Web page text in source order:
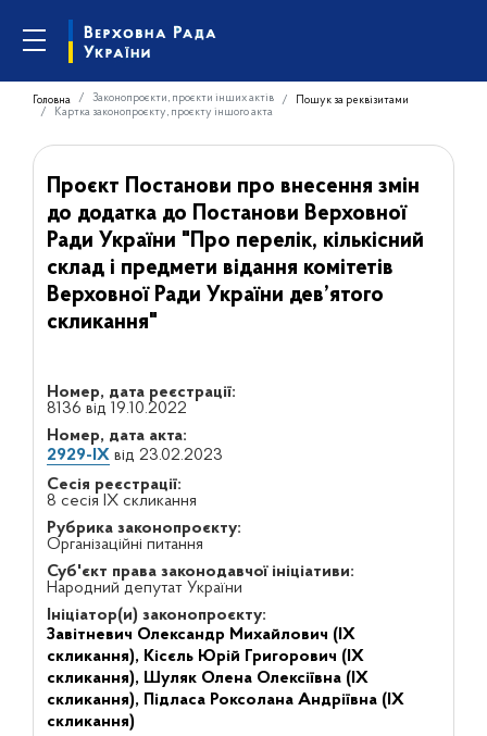
Головна Законопроєкти, проєкти інших актів
Пошук за реквізитами
Картка законопроєкту, проєкту іншого акта
Проєкт Постанови про внесення змін
до додатка до Постанови Верховної
Ради України "Про перелік, кількісний
склад і предмети відання комітетів
Верховної Ради України дев’ятого
скликання"
Номер, дата реєстрації:
8136 від 19.10.2022
Номер, дата акта:
2929-IXвід 23.02.2023
Сесія реєстрації:
8 сесія IX скликання
Рубрика законопроєкту:
Організаційні питання
Суб'єкт права законодавчої ініціативи:
Народний депутат України
Ініціатор(и) законопроєкту:
Завітневич Олександр Михайлович (IX
скликання), Кісєль Юрій Григорович (IX
скликання), Шуляк Олена Олексіївна (IX
скликання), Підласа Роксолана Андріївна (IX
скликання)